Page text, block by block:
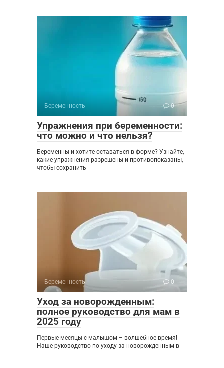
Беременность 0
Упражнения при беременности:
что можно и что нельзя?
Беременны и хотите оставаться в форме? Узнайте,
какие упражнения разрешены и противопоказаны,
чтобы сохранить
Беременность 0
Уход за новорожденным:
полное руководство для мам в
2025 году
Первые месяцы с малышом – волшебное время!
Наше руководство по уходу за новорожденным в